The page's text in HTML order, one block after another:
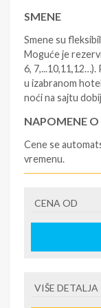
SMENE
Smene su
Moguće je
6,
u izabranom
noći na sajtu
NAPOMENE O
Cene se
vremenu.
- rezervisane i
jedinici prema
prema opisu -
putovanja
CENA OD
VIŠE DETALJA